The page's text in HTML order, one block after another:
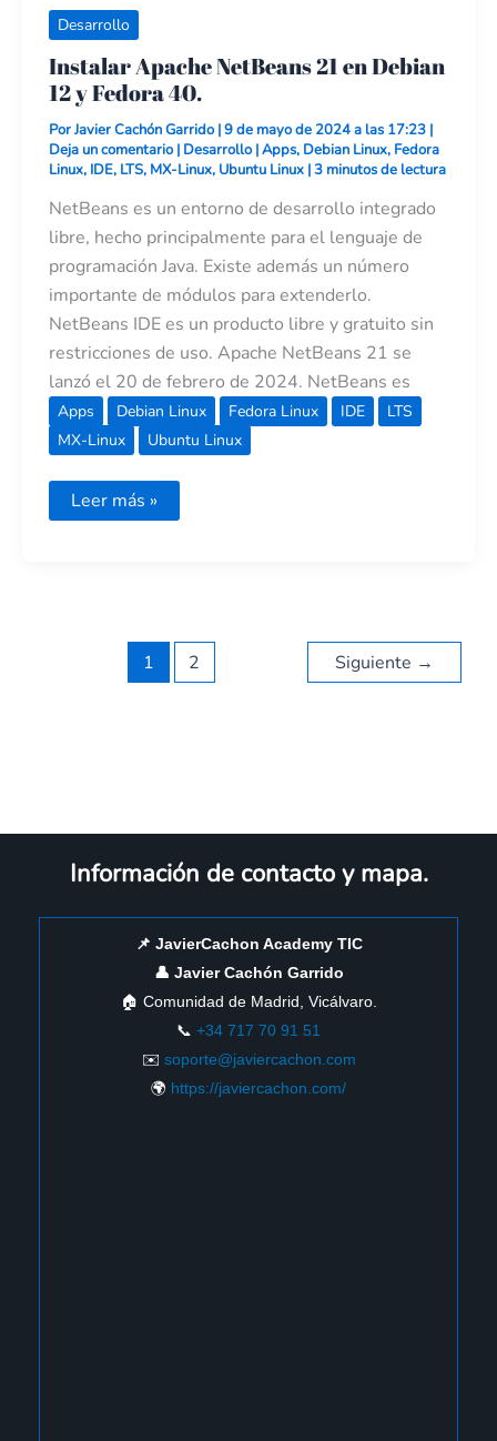
Desarrollo
Instalar Apache NetBeans 21 en Debian
12 y Fedora 40.
PorJavier Cachón Garrido|9 de mayo de 2024 a las 17:23 |
Deja un comentario | Desarrollo|Apps, Debian Linux, Fedora
Linux, IDE, LTS, MX-Linux, Ubuntu Linux |3 minutos de lectura
NetBeans es un entorno de desarrollo integrado
libre, hecho principalmente para el lenguaje de
programación Java. Existe además un número
importante de módulos para extenderlo.
NetBeans IDE​ es un producto libre y gratuito sin
restricciones de uso. Apache NetBeans 21 se
lanzó el 20 de febrero de 2024. NetBeans es
Apps Debian Linux Fedora Linux IDE
LTS
MX-Linux
Ubuntu Linux
Leer más »
1 2 Siguiente →
Información de contacto y mapa.
📌 JavierCachon Academy TIC
👤 Javier Cachón Garrido
🏠 Comunidad de Madrid, Vicálvaro.
📞 +34 717 70 91 51
✉️ soporte@javiercachon.com
🌍 https://javiercachon.com/